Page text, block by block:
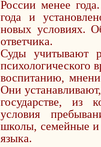
России менее
года и
новых условиях.
ответчика.
Суды учитывают
психологического
воспитанию,
Они
государстве, из
условия
школы, семейные и
языка.